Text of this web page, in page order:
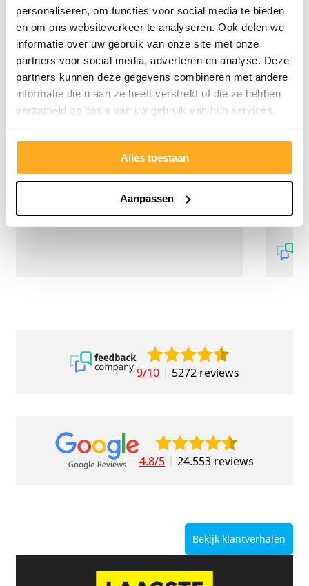
personaliseren, om functies voor social media te bieden
en om ons websiteverkeer te analyseren. Ook delen we
informatie over uw gebruik van onze site met onze
partners voor social media, adverteren en analyse. Deze
partners kunnen deze gegevens combineren met andere
informatie die u aan ze heeft verstrekt of die ze hebben
verzameld op basis van uw gebruik van hun services.
Alles toestaan
Aanpassen
Onze klanten beoordelen ons met een 9/10
Hester Schaap
5/5
Top geholpen en voor een mooie prijs alles
meedenkend en tegemoetkomend
echt
9/10 5272 reviews
4.8/5 24.553 reviews
Bekijk klantverhalen